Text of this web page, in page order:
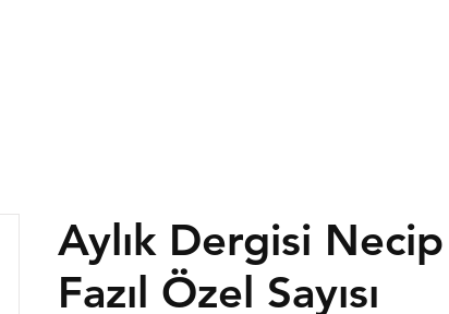
Aylık Dergisi Necip
Fazıl Özel Sayısı